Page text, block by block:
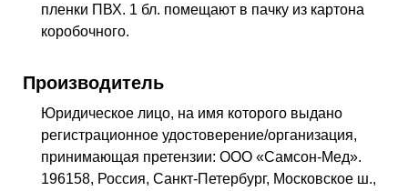
пленки ПВХ. 1 бл. помещают в пачку из картона
коробочного.
Производитель
Юридическое лицо, на имя которого выдано
регистрационное удостоверение/организация,
принимающая претензии: ООО «Самсон-Мед».
196158, Россия, Санкт-Петербург, Московское ш.,